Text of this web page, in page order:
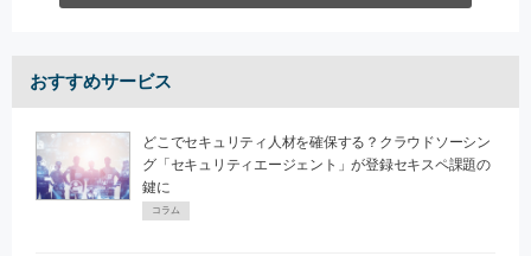
おすすめサービス
どこでセキュリティ人材を確保する？クラウドソーシン
グ「セキュリティエージェント」が登録セキスペ課題の
鍵に
コラム